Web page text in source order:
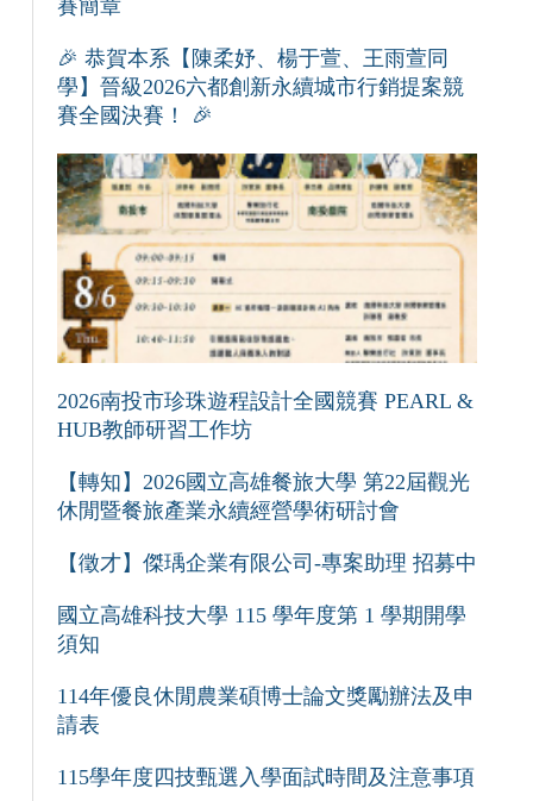
賽簡章
🎉 恭賀本系【陳柔妤、楊于萱、王雨萱同
學】晉級2026六都創新永續城市行銷提案競
賽全國決賽！ 🎉
2026南投市珍珠遊程設計全國競賽 PEARL &
HUB教師研習工作坊
【轉知】2026國立高雄餐旅大學 第22屆觀光
休閒暨餐旅產業永續經營學術研討會
【徵才】傑瑀企業有限公司-專案助理 招募中
國立高雄科技大學 115 學年度第 1 學期開學
須知
114年優良休閒農業碩博士論文獎勵辦法及申
請表
115學年度四技甄選入學面試時間及注意事項